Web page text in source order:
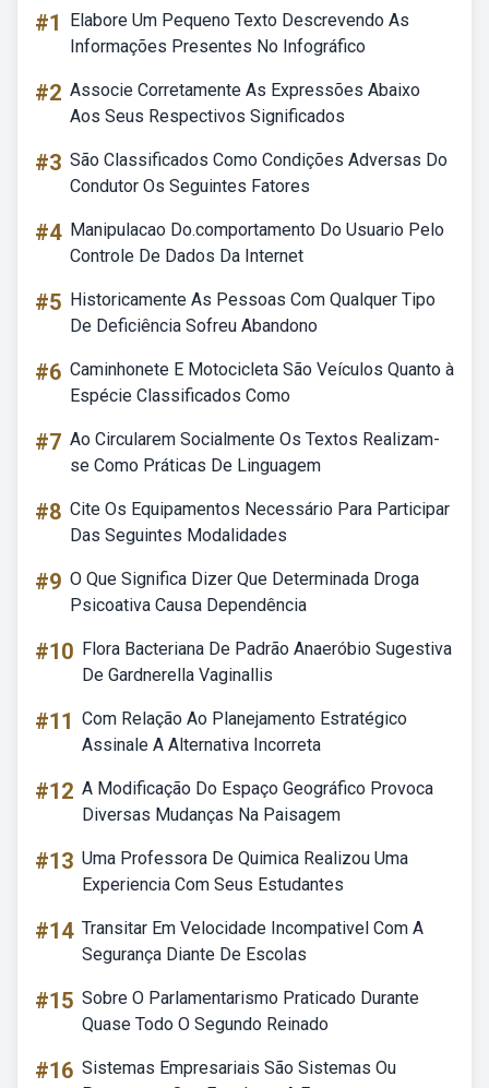
#1
Elabore Um Pequeno Texto Descrevendo As
Informações Presentes No Infográfico
#2 Associe Corretamente As Expressões Abaixo
Aos Seus Respectivos Significados
#3 São Classificados Como Condições Adversas Do
Condutor Os Seguintes Fatores
#4 Manipulacao Do.comportamento Do Usuario Pelo
Controle De Dados Da Internet
#5 Historicamente As Pessoas Com Qualquer Tipo
De Deficiência Sofreu Abandono
#6 Caminhonete E Motocicleta São Veículos Quanto à
Espécie Classificados Como
#7 Ao Circularem Socialmente Os Textos Realizam-
se Como Práticas De Linguagem
#8 Cite Os Equipamentos Necessário Para Participar
Das Seguintes Modalidades
#9 O Que Significa Dizer Que Determinada Droga
Psicoativa Causa Dependência
#10 Flora Bacteriana De Padrão Anaeróbio Sugestiva
De Gardnerella Vaginallis
#11 Com Relação Ao Planejamento Estratégico
Assinale A Alternativa Incorreta
#12 A Modificação Do Espaço Geográfico Provoca
Diversas Mudanças Na Paisagem
#13 Uma Professora De Quimica Realizou Uma
Experiencia Com Seus Estudantes
#14 Transitar Em Velocidade Incompativel Com A
Segurança Diante De Escolas
#15 Sobre O Parlamentarismo Praticado Durante
Quase Todo O Segundo Reinado
#16 Sistemas Empresariais São Sistemas Ou